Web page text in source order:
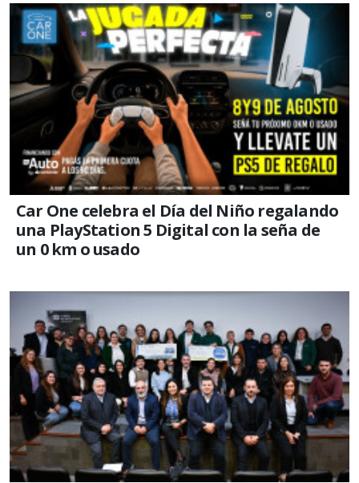
Car One celebra el Día del Niño regalando
una PlayStation 5 Digital con la seña de
un 0 km o usado